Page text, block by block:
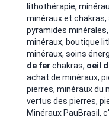
lithothérapie,
minéraux et
pyramides
minéraux, boutique
minéraux, soins
de fer chakras, oeil
achat de minéraux,
pierres, minéraux du
vertus des pierres,
Minéraux PauBrasil,